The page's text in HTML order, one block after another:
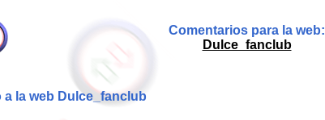
Comentarios para la web:
Dulce_fanclub
la web Dulce_fanclub